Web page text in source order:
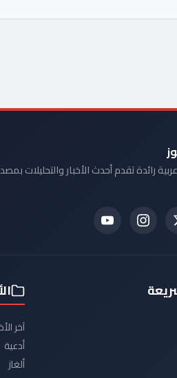
رائدة تقدم أحدث الأخبار والتحليلات
آخر
أدعية
ألغاز